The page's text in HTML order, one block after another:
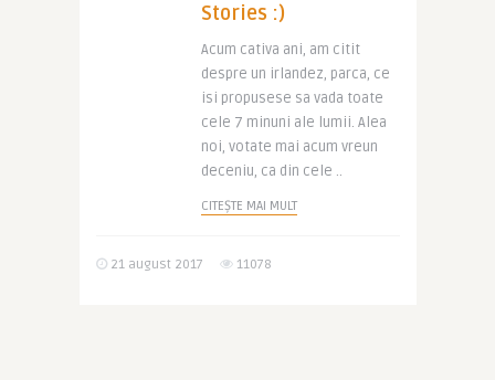
Stories :)
Acum cativa ani, am citit
despre un irlandez, parca, ce
isi propusese sa vada toate
cele 7 minuni ale lumii. Alea
noi, votate mai acum vreun
deceniu, ca din cele ..
CITEȘTE MAI MULT
21 august 2017 11078